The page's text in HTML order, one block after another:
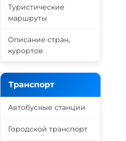
Туристические
маршруты
Описание стран,
курортов
Транспорт
Автобусные станции
Городской транспорт